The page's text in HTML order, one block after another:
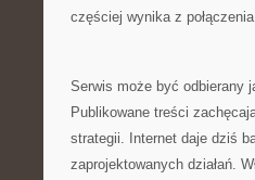
częściej wynika z
Serwis może być odbierany
Publikowane treści
strategii. Internet daje dziś
zaprojektowanych działań.